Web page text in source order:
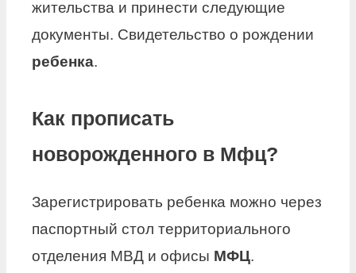
жительства и принести следующие
документы. Свидетельство о рождении
ребенка.
Как прописать
новорожденного в Мфц?
Зарегистрировать ребенка можно через
паспортный стол территориального
отделения МВД и офисы МФЦ.